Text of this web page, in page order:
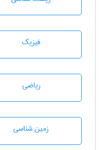
فیزیک
رياضی
زمين شناسی